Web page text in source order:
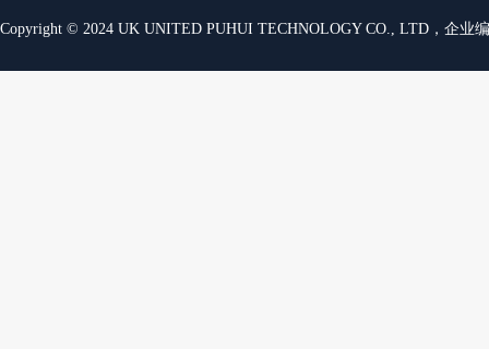
Copyright © 2024 UK UNITED PUHUI TECHNOLOGY CO., LTD，企业